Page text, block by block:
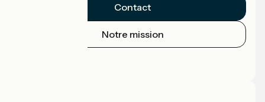
Contact
Notre mission